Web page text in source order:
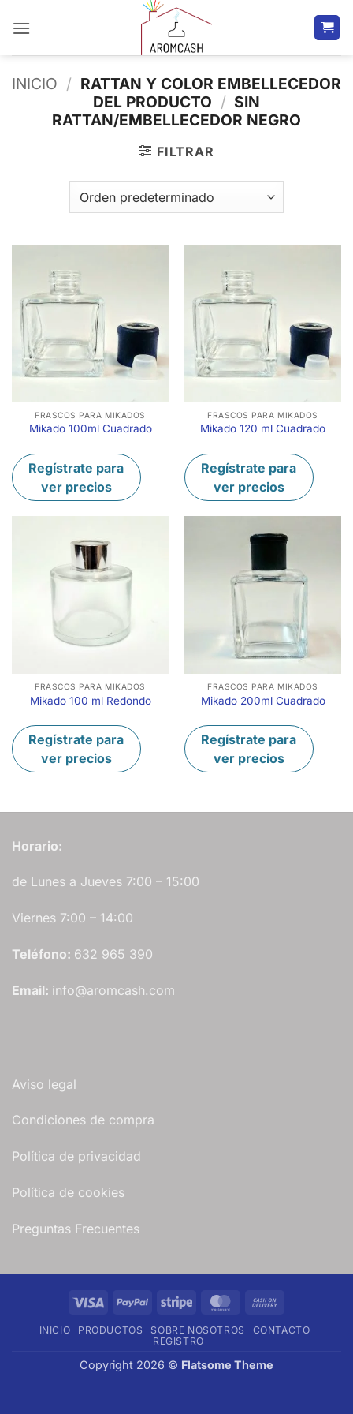
INICIO / RATTAN Y COLOR EMBELLECEDOR
DEL PRODUCTO / SIN
RATTAN/EMBELLECEDOR NEGRO
FILTRAR
FRASCOS PARA MIKADOS
Mikado 100ml Cuadrado
Regístrate para
ver precios
FRASCOS PARA MIKADOS
Mikado 120 ml Cuadrado
Regístrate para
ver precios
FRASCOS PARA MIKADOS
Mikado 100 ml Redondo
Regístrate para
ver precios
FRASCOS PARA MIKADOS
Mikado 200ml Cuadrado
Regístrate para
ver precios
Horario:
de Lunes a Jueves 7:00 – 15:00
Viernes 7:00 – 14:00
Teléfono: 632 965 390
Email: info@aromcash.com
Aviso legal
Condiciones de compra
Política de privacidad
Política de cookies
Preguntas Frecuentes
Visa PayPal Stripe MasterCard
Delivery
INICIO PRODUCTOS SOBRE NOSOTROS
CONTACTO
REGISTRO
Copyright 2026 © Flatsome Theme